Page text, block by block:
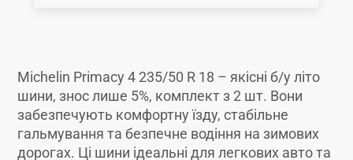
Michelin Primacy 4 235/50 R 18 – якісні б/у літо
шини, знос лише 5%, комплект з 2 шт. Вони
забезпечують комфортну їзду, стабільне
гальмування та безпечне водіння на зимових
дорогах. Ці шини ідеальні для легкових авто та